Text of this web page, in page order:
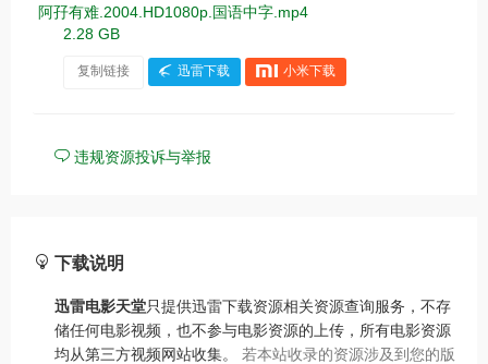
阿孖有难.2004.HD1080p.国语中字.mp4
2.28 GB
复制链接 迅雷下载 小米下载
违规资源投诉与举报
下载说明
迅雷电影天堂只提供迅雷下载资源相关资源查询服务，不存
储任何电影视频，也不参与电影资源的上传，所有电影资源
均从第三方视频网站收集。 若本站收录的资源涉及到您的版